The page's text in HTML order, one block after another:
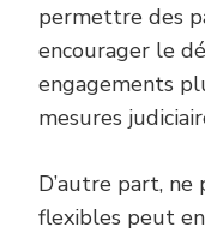
permettre des
encourager le
engagements
mesures
D’autre part,
flexibles peut